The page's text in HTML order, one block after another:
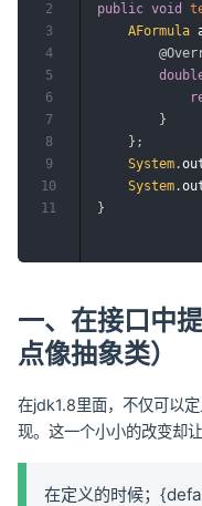
public void
AFormula
}
} ;
System .
System .
}
2
3
4
5
6
7
8
9
10
11
一、在接口中
点像抽象类）
在jdk1.8里面，不仅可以
现。这一个小小的改变却
在定义的时候；